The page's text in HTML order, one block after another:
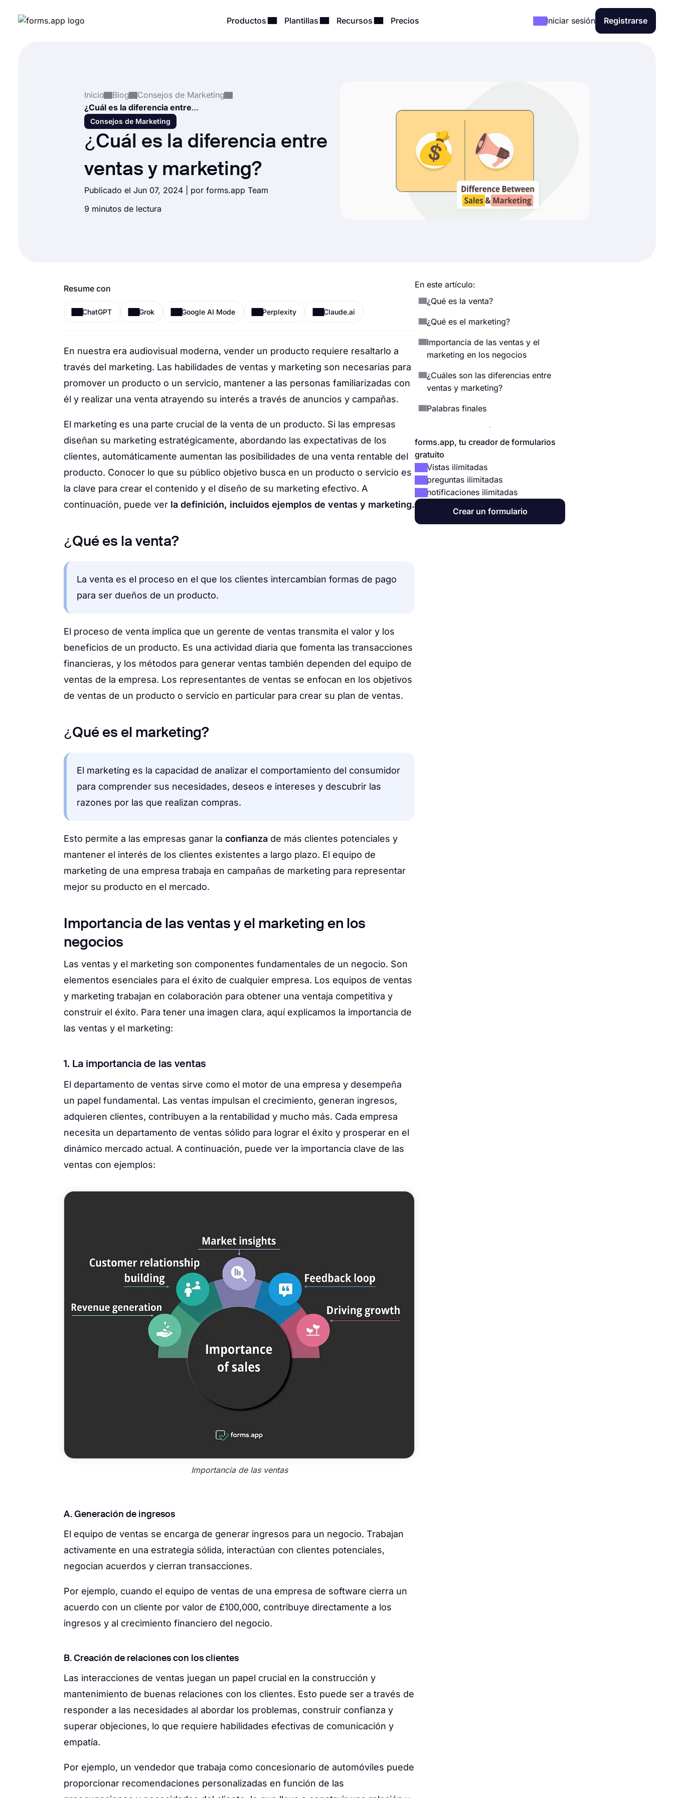
Productos Plantillas Recursos Precios Iniciar sesión Registrarse
Inicio Blog
Consejos de Marketing
¿Cuál es la diferencia entre ventas y marketing?
Consejos de Marketing
¿Cuál es la diferencia entre
ventas y marketing?
Publicado el Jun 07, 2024 | por forms.app Team
9 minutos de lectura
Resume con
ChatGPT Grok Google AI Mode Perplexity Claude.ai
En nuestra era audiovisual moderna, vender un producto requiere resaltarlo a
través del marketing. Las habilidades de ventas y marketing son necesarias para
promover un producto o un servicio, mantener a las personas familiarizadas con
él y realizar una venta atrayendo su interés a través de anuncios y campañas.
El marketing es una parte crucial de la venta de un producto. Si las empresas
diseñan su marketing estratégicamente, abordando las expectativas de los
clientes, automáticamente aumentan las posibilidades de una venta rentable del
producto. Conocer lo que su público objetivo busca en un producto o servicio es
la clave para crear el contenido y el diseño de su marketing efectivo. A
continuación, puede ver la definición, incluidos ejemplos de ventas y marketing.
¿Qué es la venta?
La venta es el proceso en el que los clientes intercambian formas de pago
para ser dueños de un producto.
El proceso de venta implica que un gerente de ventas transmita el valor y los
beneficios de un producto. Es una actividad diaria que fomenta las transacciones
financieras, y los métodos para generar ventas también dependen del equipo de
ventas de la empresa. Los representantes de ventas se enfocan en los objetivos
de ventas de un producto o servicio en particular para crear su plan de ventas.
¿Qué es el marketing?
El marketing es la capacidad de analizar el comportamiento del consumidor
para comprender sus necesidades, deseos e intereses y descubrir las
razones por las que realizan compras.
Esto permite a las empresas ganar la confianza de más clientes potenciales y
mantener el interés de los clientes existentes a largo plazo. El equipo de
marketing de una empresa trabaja en campañas de marketing para representar
mejor su producto en el mercado.
Importancia de las ventas y el marketing en los
negocios
Las ventas y el marketing son componentes fundamentales de un negocio. Son
elementos esenciales para el éxito de cualquier empresa. Los equipos de ventas
y marketing trabajan en colaboración para obtener una ventaja competitiva y
construir el éxito. Para tener una imagen clara, aquí explicamos la importancia de
las ventas y el marketing:
1. La importancia de las ventas
El departamento de ventas sirve como el motor de una empresa y desempeña
un papel fundamental. Las ventas impulsan el crecimiento, generan ingresos,
adquieren clientes, contribuyen a la rentabilidad y mucho más. Cada empresa
necesita un departamento de ventas sólido para lograr el éxito y prosperar en el
dinámico mercado actual. A continuación, puede ver la importancia clave de las
ventas con ejemplos:
Importancia de las ventas
A. Generación de ingresos
El equipo de ventas se encarga de generar ingresos para un negocio. Trabajan
activamente en una estrategia sólida, interactúan con clientes potenciales,
negocian acuerdos y cierran transacciones.
Por ejemplo, cuando el equipo de ventas de una empresa de software cierra un
acuerdo con un cliente por valor de £100,000, contribuye directamente a los
ingresos y al crecimiento financiero del negocio.
B. Creación de relaciones con los clientes
Las interacciones de ventas juegan un papel crucial en la construcción y
mantenimiento de buenas relaciones con los clientes. Esto puede ser a través de
responder a las necesidades al abordar los problemas, construir confianza y
superar objeciones, lo que requiere habilidades efectivas de comunicación y
empatía.
Por ejemplo, un vendedor que trabaja como concesionario de automóviles puede
proporcionar recomendaciones personalizadas en función de las
En este artículo:
¿Qué es la venta?
¿Qué es el marketing?
Importancia de las ventas y el
marketing en los negocios
¿Cuáles son las diferencias entre
ventas y marketing?
Palabras finales
forms.app, tu creador de formularios
gratuito
Vistas ilimitadas
preguntas ilimitadas
notificaciones ilimitadas
Crear un formulario